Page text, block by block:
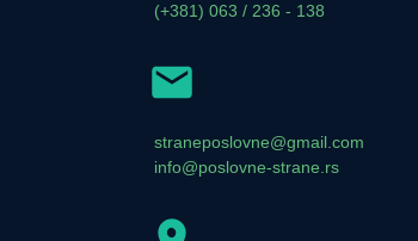
(+381) 063 / 236 - 138
straneposlovne@gmail.com
info@poslovne-strane.rs